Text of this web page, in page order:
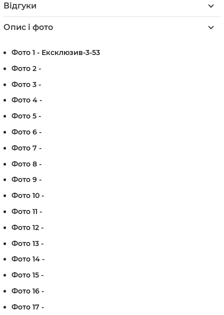
Відгуки
Опис і фото
Фото 1 - Ексклюзив-3-53
Фото 2 -
Фото 3 -
Фото 4 -
Фото 5 -
Фото 6 -
Фото 7 -
Фото 8 -
Фото 9 -
Фото 10 -
Фото 11 -
Фото 12 -
Фото 13 -
Фото 14 -
Фото 15 -
Фото 16 -
Фото 17 -